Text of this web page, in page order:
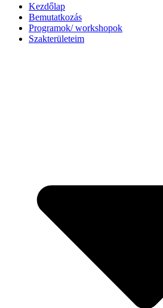
Kezdőlap
Bemutatkozás
Programok/ workshopok
Szakterületeim